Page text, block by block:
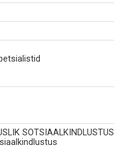
SOTSIAALKINDLUSTUS